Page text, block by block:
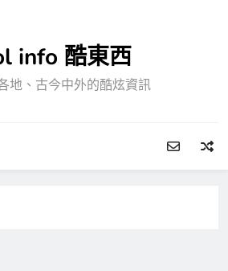
info 酷東西
地、古今中外的酷炫資訊